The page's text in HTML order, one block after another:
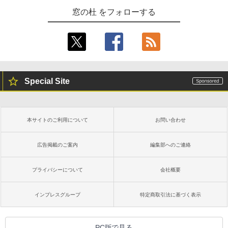
窓の杜 をフォローする
Special Site
本サイトのご利用について お問い合わせ
広告掲載のご案内 編集部へのご連絡
プライバシーについて 会社概要
インプレスグループ 特定商取引法に基づく表示